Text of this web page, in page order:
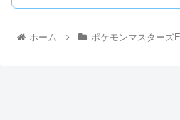
ホーム ポケモンマスターズ